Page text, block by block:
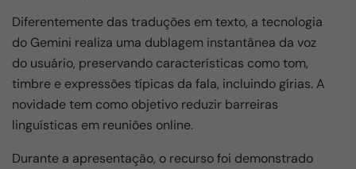
Diferentemente das traduções em texto, a tecnologia
do Gemini realiza uma dublagem instantânea da voz
do usuário, preservando características como tom,
timbre e expressões típicas da fala, incluindo gírias. A
novidade tem como objetivo reduzir barreiras
linguísticas em reuniões online.
Durante a apresentação, o recurso foi demonstrado